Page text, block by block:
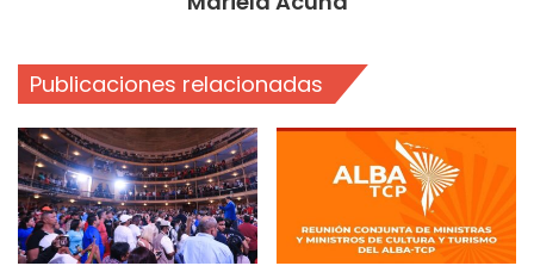
Publicaciones relacionadas